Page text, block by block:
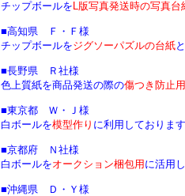
チップボールを L版写真発送時の写真台
■高知県 Ｆ・Ｆ様
チップボールをジグソーパズルの台紙
■長野県 Ｒ社様
色上質紙を商品発送の際の傷つき防止用
■東京都 Ｗ・Ｊ様
白ボールを模型作り に利用しております
■京都府 Ｎ社様
白ボールをオークション梱包用 に活用
■沖縄県 Ｄ・Ｙ様